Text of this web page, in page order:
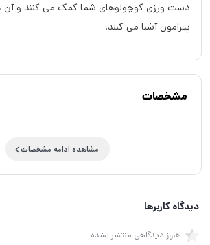
دست ورزی کوچولوهای شما کمک می کنند و آن
پیرامون آشنا می کنند.
مشخصات
مشاهده ادامه مشخصات
دیدگاه کاربرها
هنوز دیدگاهی منتشر نشده